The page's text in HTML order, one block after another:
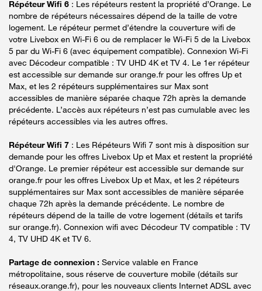
Répéteur Wifi 6 : Les répéteurs restent la propriété d’Orange. Le
nombre de répéteurs nécessaires dépend de la taille de votre
logement. Le répéteur permet d’étendre la couverture wifi de
votre Livebox en Wi-Fi 6 ou de remplacer le Wi-Fi 5 de la Livebox
5 par du Wi-Fi 6 (avec équipement compatible). Connexion Wi-Fi
avec Décodeur compatible : TV UHD 4K et TV 4. Le 1er répéteur
est accessible sur demande sur orange.fr pour les offres Up et
Max, et les 2 répéteurs supplémentaires sur Max sont
accessibles de manière séparée chaque 72h après la demande
précédente. L’accès aux répéteurs n’est pas cumulable avec les
répéteurs accessibles via les autres offres.
Répéteur Wifi 7 : Les Répéteurs Wifi 7 sont mis à disposition sur
demande pour les offres Livebox Up et Max et restent la propriété
d'Orange. Le premier répéteur est accessible sur demande sur
orange.fr pour les offres Livebox Up et Max, et les 2 répéteurs
supplémentaires sur Max sont accessibles de manière séparée
chaque 72h après la demande précédente. Le nombre de
répéteurs dépend de la taille de votre logement (détails et tarifs
sur orange.fr). Connexion wifi avec Décodeur TV compatible : TV
4, TV UHD 4K et TV 6.
Partage de connexion : Service valable en France
métropolitaine, sous réserve de couverture mobile (détails sur
réseaux.orange.fr), pour les nouveaux clients Internet ADSL avec